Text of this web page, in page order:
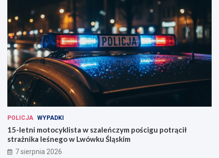
POLICJA WYPADKI
15-letni motocyklista w szaleńczym pościgu potrącił
strażnika leśnego w Lwówku Śląskim
7 sierpnia 2026